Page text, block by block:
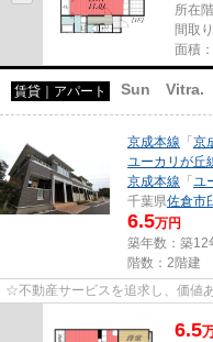
所在
間取
面積
賃貸｜アパート Sun Vitra.
京成本線 「京
ユーカリが丘
京成本線 「 ユ
千葉県佐倉市
6.5万円
築年数：築12
階数：2階建
☆不動産サービスを追求し、価値
6.5